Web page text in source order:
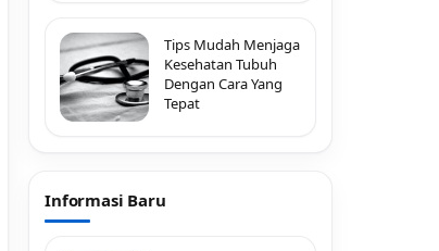
Tips Mudah Menjaga
Kesehatan Tubuh
Dengan Cara Yang
Tepat
Informasi Baru